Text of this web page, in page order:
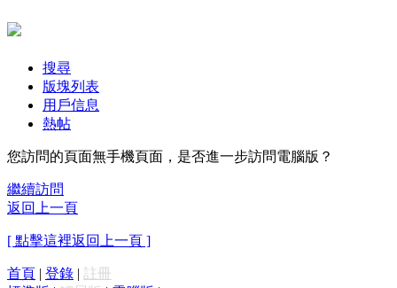
搜尋
版塊列表
用戶信息
熱帖
您訪問的頁面無手機頁面，是否進一步訪問電腦版？
繼續訪問
返回上一頁
[ 點擊這裡返回上一頁 ]
首頁 | 登錄 | 註冊